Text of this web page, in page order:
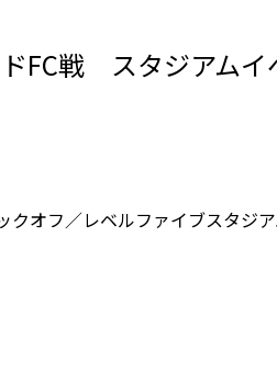
FC戦 スタジアムイ
オフ／レベルファイブスタジ